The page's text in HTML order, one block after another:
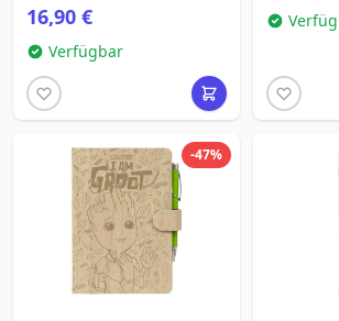
16,90 €
Verfügbar
-47%